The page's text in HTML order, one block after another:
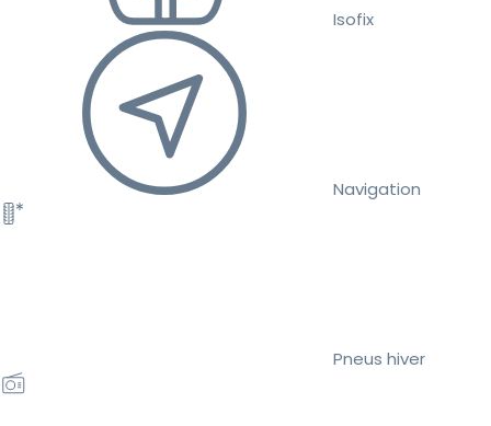
Isofix
Navigation
Pneus hiver